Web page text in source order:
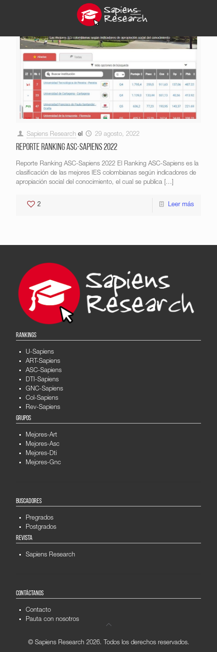
Sapiens Research el 29 agosto, 2022
Reporte Ranking ASC-Sapiens 2022
Reporte Ranking ASC-Sapiens 2022 El Ranking ASC-Sapiens es la
clasificación de las mejores IES colombianas según indicadores de
apropiación social del conocimiento, el cual se publica […]
2 Leer más
RANKINGS
U-Sapiens
ART-Sapiens
ASC-Sapiens
DTI-Sapiens
GNC-Sapiens
Col-Sapiens
Rev-Sapiens
GRUPOS
Mejores-Art
Mejores-Asc
Mejores-Dti
Mejores-Gnc
BUSCADORES
Pregrados
Postgrados
REVISTA
Sapiens Research
CONTÁCTANOS
Contacto
Pauta con nosotros
© Sapiens Research 2026. Todos los derechos reservados.